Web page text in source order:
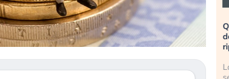
Investitori
lo scoppio
Quando la finanza pesa più
dell’economia reale. L’America sta
ripetendo gli errori del 2008?
La ricchezza mondiale cresce, ma è
sempre più sganciata dall’economia